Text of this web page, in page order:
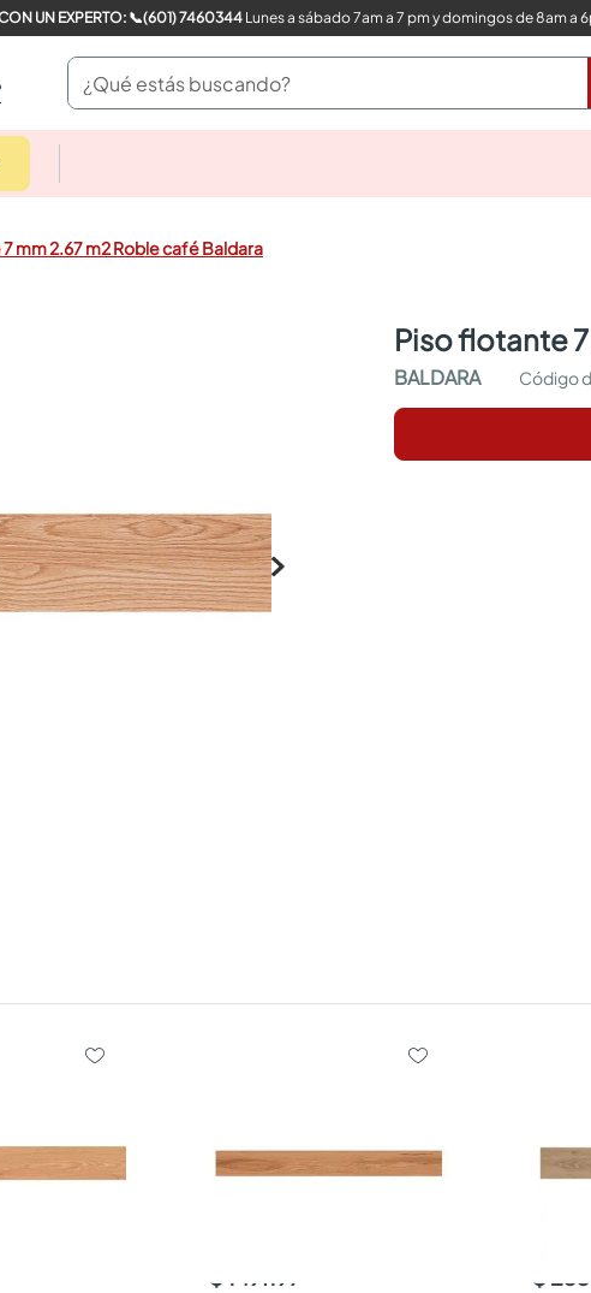
COMPRA CON UN EXPERTO: 📞(601) 7460344Lunes a sábado 7am a 7 pm y domingos de 8am a
¿Qué estás buscando?
mm 2.67 m2 Roble café Baldara
piso flotante
BALDARA
$ 149.197 $
closet
sanitarios